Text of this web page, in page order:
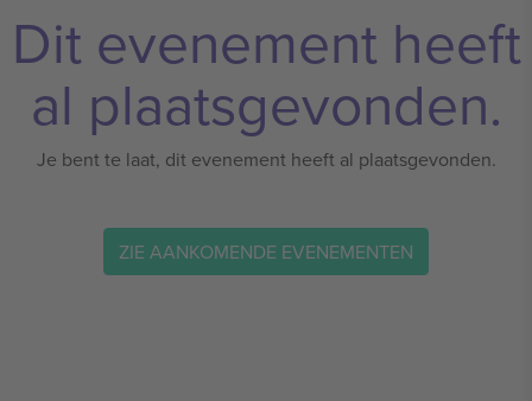
Dit evenement heeft
al plaatsgevonden.
Je bent te laat, dit evenement heeft al plaatsgevonden.
ZIE AANKOMENDE EVENEMENTEN